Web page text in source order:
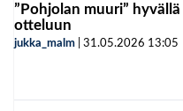
”Pohjolan muuri” hyvällä
otteluun
jukka_malm 31.05.2026 13:05